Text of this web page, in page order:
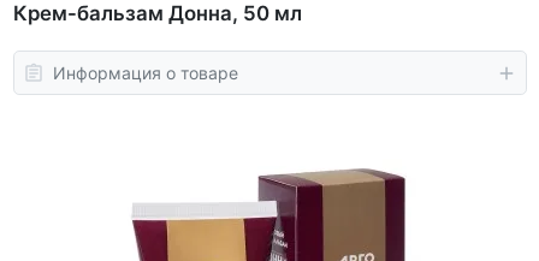
Крем-бальзам Донна, 50 мл
Информация о товаре